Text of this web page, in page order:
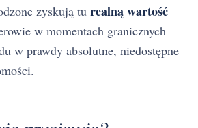
zyskują tu realną wartość
w momentach granicznych
w prawdy absolutne, niedostępne